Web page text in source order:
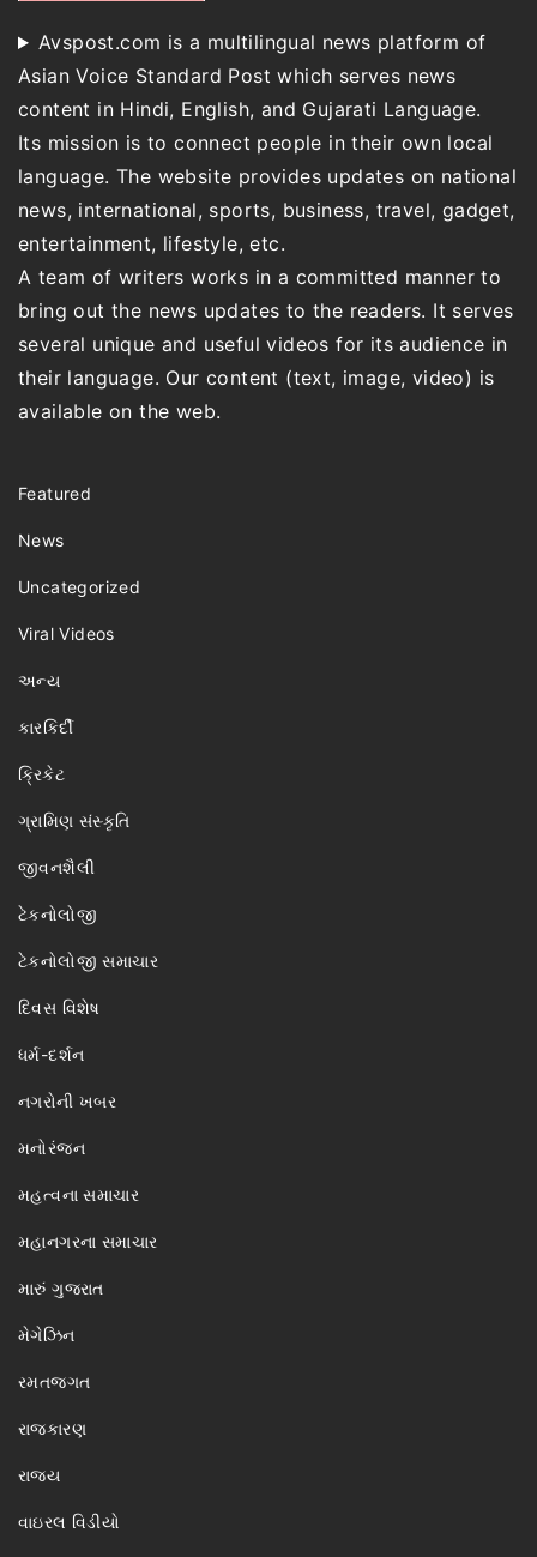
Avspost.com is a multilingual news platform of
Asian Voice Standard Post which serves news
content in Hindi, English, and Gujarati Language.
Its mission is to connect people in their own local
language. The website provides updates on national
news, international, sports, business, travel, gadget,
entertainment, lifestyle, etc.
A team of writers works in a committed manner to
bring out the news updates to the readers. It serves
several unique and useful videos for its audience in
their language. Our content (text, image, video) is
available on the web.
Featured
News
Uncategorized
Viral Videos
અન્ય
કારકિર્દી
ક્રિકેટ
ગ્રામિણ સંસ્કૃતિ
જીવનશૈલી
ટેકનોલોજી
ટેકનોલોજી સમાચાર
દિવસ વિશેષ
ધર્મ-દર્શન
નગરોની ખબર
મનોરંજન
મહત્વના સમાચાર
મહાનગરના સમાચાર
મારું ગુજરાત
મેગેઝિન
રમતજગત
રાજકારણ
રાજ્ય
વાઇરલ વિડીયો